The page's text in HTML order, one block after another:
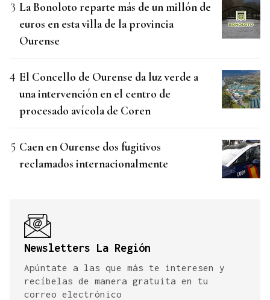
La Bonoloto reparte más de un millón de
euros en esta villa de la provincia
Ourense
El Concello de Ourense da luz verde a
una intervención en el centro de
procesado avícola de Coren
Caen en Ourense dos fugitivos
reclamados internacionalmente
Newsletters La Región
Apúntate a las que más te interesen y
recíbelas de manera gratuita en tu
correo electrónico